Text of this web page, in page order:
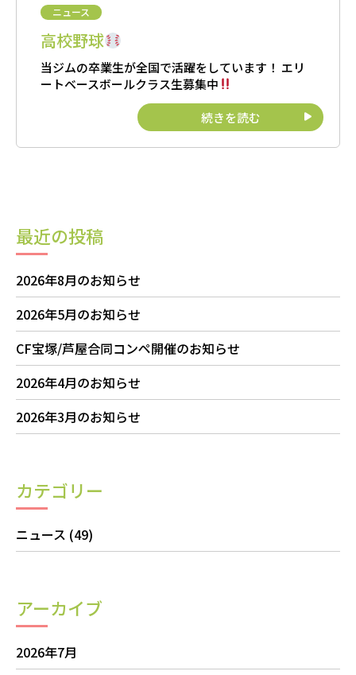
ニュース
高校野球
当ジムの卒業生が全国で活躍をしています！ エリ
ートベースボールクラス生募集中
続きを読む
最近の投稿
2026年8月のお知らせ
2026年5月のお知らせ
CF宝塚/芦屋合同コンペ開催のお知らせ
2026年4月のお知らせ
2026年3月のお知らせ
カテゴリー
ニュース (49)
アーカイブ
2026年7月